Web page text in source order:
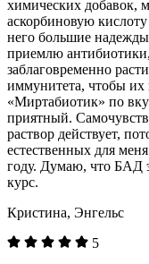
химических добавок,
аскорбиновую
него большие
приемлю
заблаговременно
иммунитета, чтобы их
«Миртабиотик» по
приятный.
раствор действует,
естественных для
году. Думаю, что БАД
курс.
Кристина, Энгельс
5